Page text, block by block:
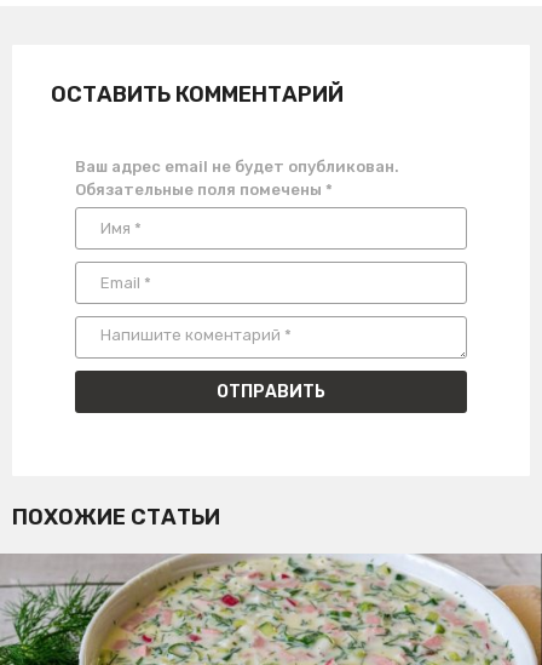
ОСТАВИТЬ КОММЕНТАРИЙ
Ваш адрес email не будет опубликован.
Обязательные поля помечены *
ПОХОЖИЕ СТАТЬИ